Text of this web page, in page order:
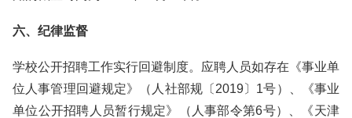
六、纪律监督
学校公开招聘工作实行回避制度。应聘人员如存在《事业单
位人事管理回避规定》（人社部规〔2019〕1号）、《事业
单位公开招聘人员暂行规定》（人事部令第6号）、《天津